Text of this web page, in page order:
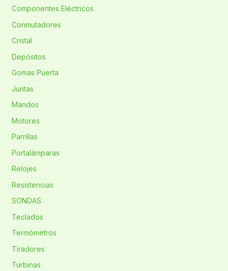
Componentes Eléctricos
Conmutadores
Cristal
Depósitos
Gomas Puerta
Juntas
Mandos
Motores
Parrillas
Portalámparas
Relojes
Resistencias
SONDAS
Teclados
Termómetros
Tiradores
Turbinas